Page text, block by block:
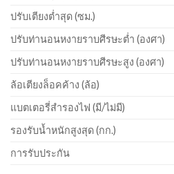
ปรับเตียงต่ำสุด (ซม.)
ปรับท่านอนหงายราบศีรษะตํ่า (องศา)
ปรับท่านอนหงายราบศีรษะสูง (องศา)
ล้อเตียงล็อคค้าง (ล้อ)
แบตเตอรี่สำรองไฟ (มี/ไม่มี)
รองรับน้ำหนักสูงสุด (กก.)
การรับประกัน